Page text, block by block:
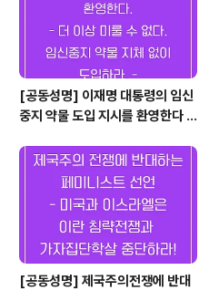
[공동성명] 이재명 대통령의 임신
중지 약물 도입 지시를 환영한다 -
물 지체 없이 도입하라. -
[공동성명] 제국주의전쟁에 반대